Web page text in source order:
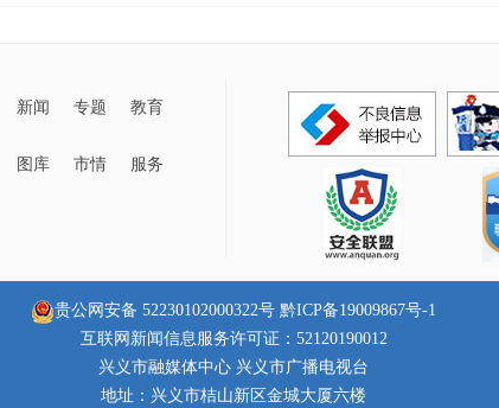
新闻 专题 教育
图库 市情 服务
贵公网安备 52230102000322号 黔ICP备19009867号-1
互联网新闻信息服务许可证：52120190012
兴义市融媒体中心 兴义市广播电视台
地址：兴义市桔山新区金城大厦六楼